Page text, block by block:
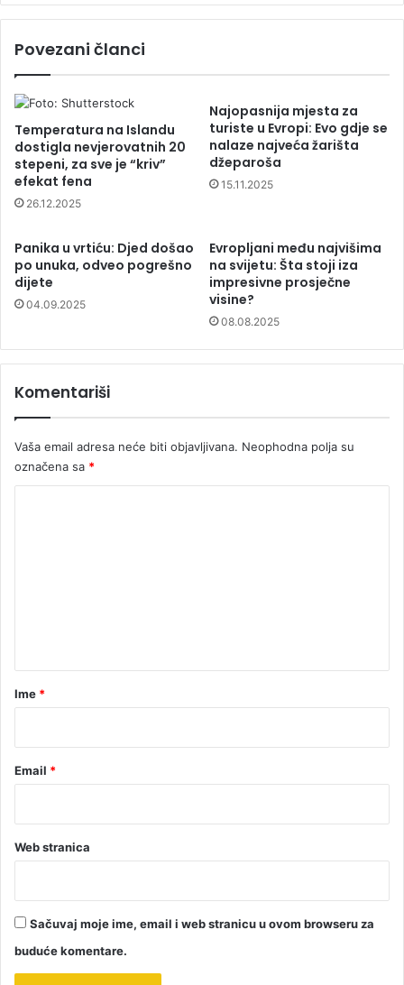
Povezani članci
Temperatura na Islandu
dostigla nevjerovatnih 20
stepeni, za sve je “kriv”
efekat fena
26.12.2025
Najopasnija mjesta za
turiste u Evropi: Evo gdje se
nalaze najveća žarišta
džeparoša
15.11.2025
Panika u vrtiću: Djed došao
po unuka, odveo pogrešno
dijete
04.09.2025
Evropljani među najvišima
na svijetu: Šta stoji iza
impresivne prosječne
visine?
08.08.2025
Komentariši
Vaša email adresa neće biti objavljivana. Neophodna polja su
označena sa *
rIme *
Email *
Web stranica
Sačuvaj moje ime, email i web stranicu u ovom browseru za
buduće komentare.